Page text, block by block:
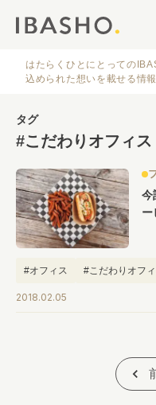
ファシリティナレッジ
IBASHOについて
人気のタグ
#ノウハウ #
はたらくひとにとっての
込められた想いを載せる情
タグ
#こだわりオフィス
今
ー
#オフィス #こだわりオフ
2018.02.05